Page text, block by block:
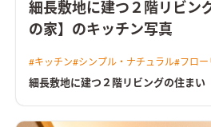
細長敷地に建つ２階リビン
の家】のキッチン写真
#キッチン#シンプル・ナチュラル#フロー
細長敷地に建つ２階リビングの住まい